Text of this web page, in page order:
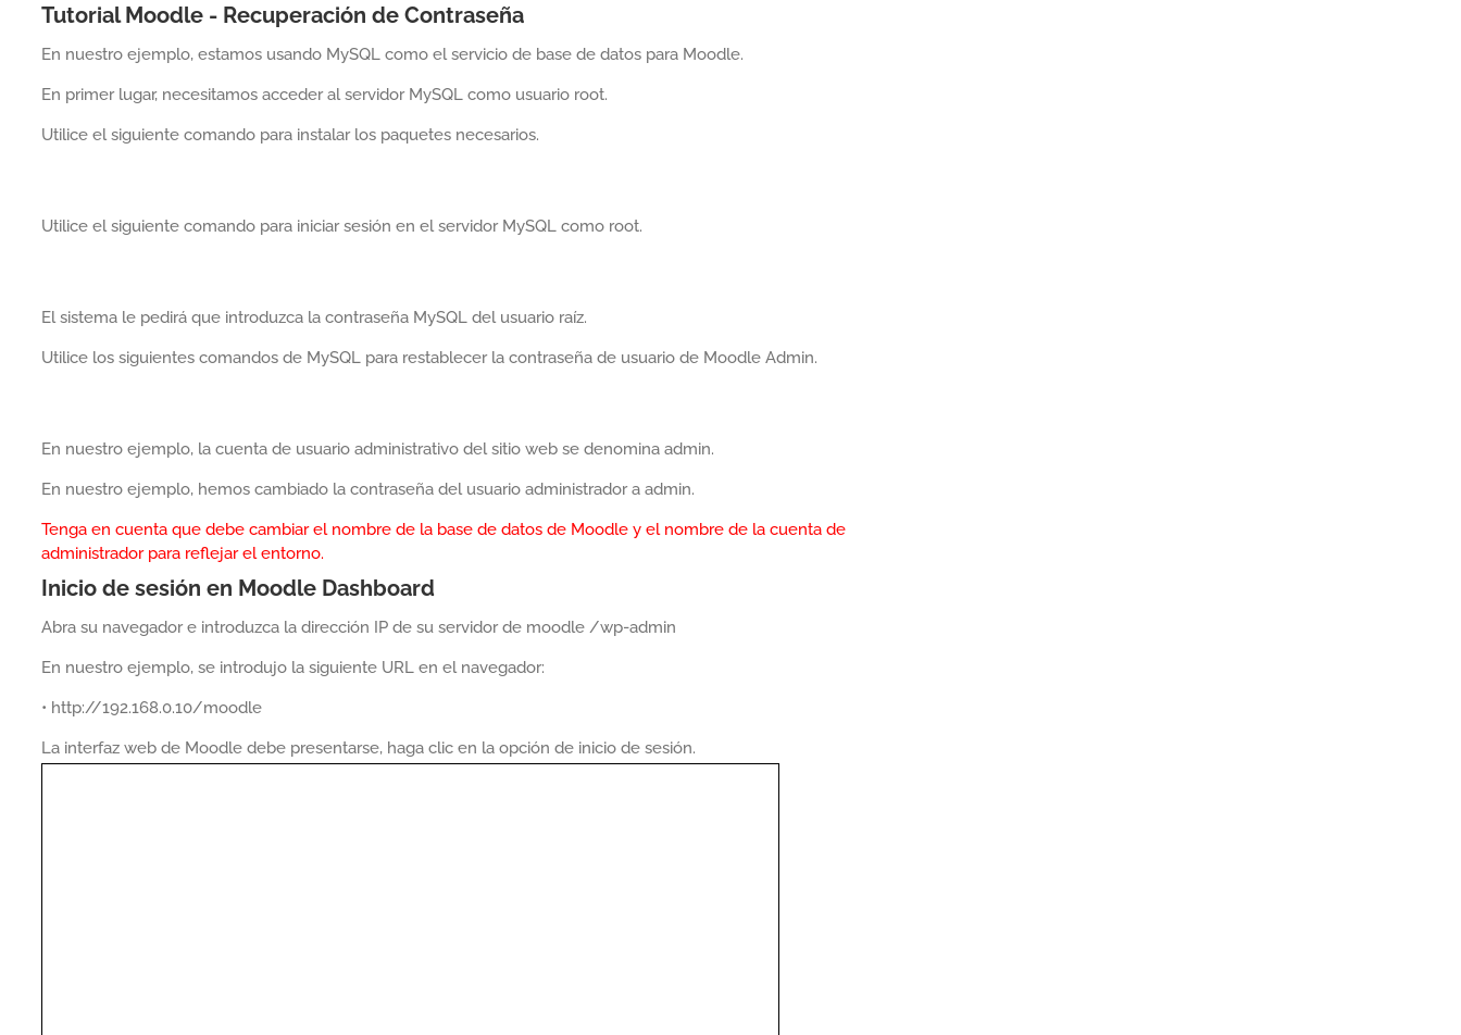
Tutorial Moodle - Recuperación de Contraseña
En nuestro ejemplo, estamos usando MySQL como el servicio de base de datos para Moodle.
En primer lugar, necesitamos acceder al servidor MySQL como usuario root.
Utilice el siguiente comando para instalar los paquetes necesarios.
Utilice el siguiente comando para iniciar sesión en el servidor MySQL como root.
El sistema le pedirá que introduzca la contraseña MySQL del usuario raíz.
Utilice los siguientes comandos de MySQL para restablecer la contraseña de usuario de Moodle Admin.
En nuestro ejemplo, la cuenta de usuario administrativo del sitio web se denomina admin.
En nuestro ejemplo, hemos cambiado la contraseña del usuario administrador a admin.
Tenga en cuenta que debe cambiar el nombre de la base de datos de Moodle y el nombre de la cuenta de
administrador para reflejar el entorno.
Inicio de sesión en Moodle Dashboard
Abra su navegador e introduzca la dirección IP de su servidor de moodle /wp-admin
En nuestro ejemplo, se introdujo la siguiente URL en el navegador:
• http://192.168.0.10/moodle
La interfaz web de Moodle debe presentarse, haga clic en la opción de inicio de sesión.